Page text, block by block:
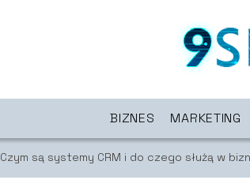
BIZNES MARKETING
Czym są systemy CRM i do czego służą w